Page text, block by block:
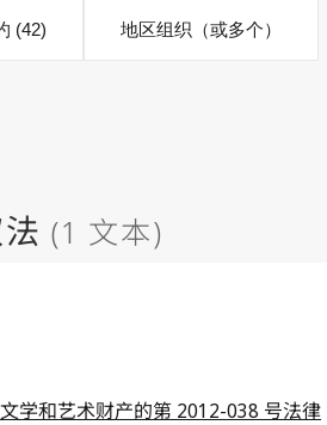
(42) 地区组织（或多个）
学和艺术财产的第 2012-038 号法律